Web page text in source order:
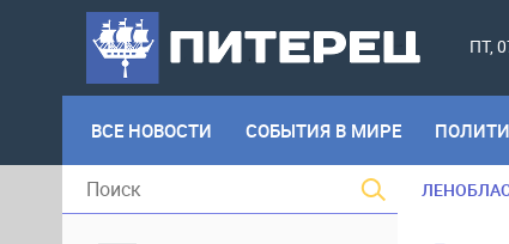
ПТ,
ВСЕ НОВОСТИ СОБЫТИЯ В МИРЕ